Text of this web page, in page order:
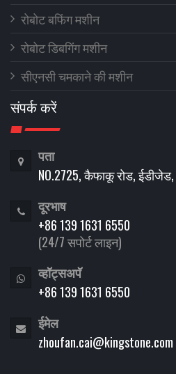
रोबोट बफिंग मशीन
रोबोट डिबगिंग मशीन
सीएनसी चमकाने की मशीन
संपर्क करें
पता
NO.2725, कैफाकू रोड,
दूरभाष
+86 139 1631 6550
(24/7 सपोर्ट लाइन)
व्हॉट्सअपॅ
+86 139 1631 6550
ईमेल
zhoufan.cai@kingstone.com